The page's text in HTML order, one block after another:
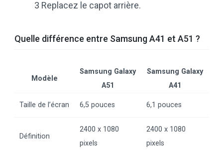
3 Replacez le capot arrière.
Quelle différence entre Samsung A41 et A51 ?
Modèle
Samsung Galaxy
A51
Samsung Galaxy
A41
Taille de l’écran 6,5 pouces 6,1 pouces
Définition
2400 x 1080
pixels
2400 x 1080
pixels